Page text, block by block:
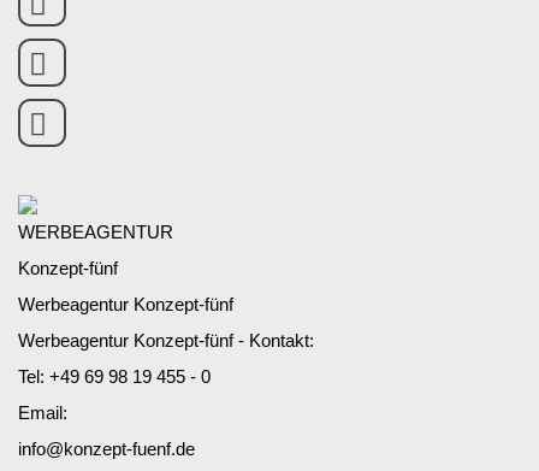
Werbeagentur Konzept-fünf
Werbeagentur Konzept-fünf - Kontakt:
Tel: +49 69 98 19 455 - 0
Email:
info@konzept-fuenf.de